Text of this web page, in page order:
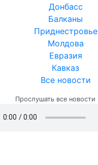
Донбасс
Балканы
Приднестровье
Молдова
Евразия
Кавказ
Все новости
Прослушать все новости